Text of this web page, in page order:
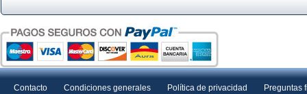
Contacto Condiciones generales Política de privacidad Preguntas